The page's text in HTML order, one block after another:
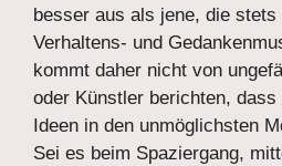
besser aus als jene, die stets
Verhaltens- und
kommt daher nicht von
oder Künstler berichten,
Ideen in den unmöglichsten
Sei es beim Spaziergang,